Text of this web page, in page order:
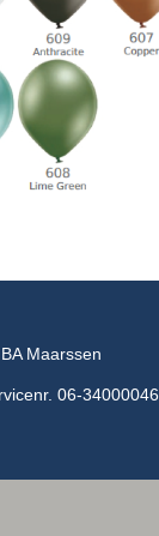
Maarssen
06-34000046